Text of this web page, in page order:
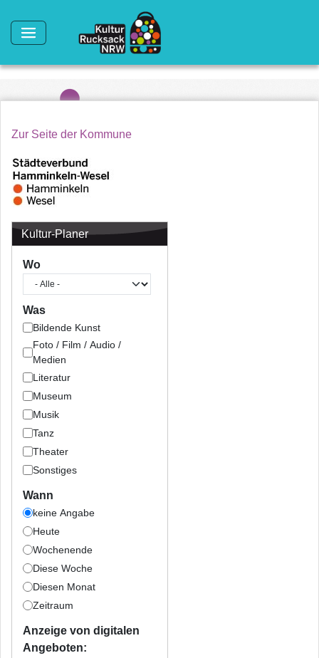
Zur Seite der Kommune
Kultur-Planer
Wo
Was
Bildende Kunst
Foto / Film / Audio /
Medien
Literatur
Museum
Musik
Tanz
Theater
Sonstiges
Wann
keine Angabe
Heute
Wochenende
Diese Woche
Diesen Monat
Zeitraum
Anzeige von digitalen
Angeboten: